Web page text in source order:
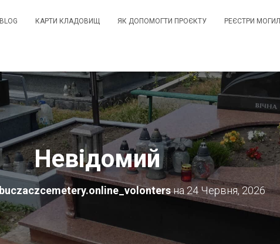
BLOG КАРТИ КЛАДОВИЩ ЯК ДОПОМОГТИ ПРОЄКТУ РЕЄСТРИ МОГИЛ
Невідомий
buczaczcemetery.online_volontersна 24 Червня, 2026